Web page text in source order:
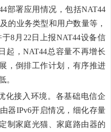
部署应用情况，包括NAT44
的业务类型和用户数量等，
8月22日上报NAT44设备信
起，NAT44总容量不再增长
，倒排工作计划，有序推进
。
化接入环境。 各基础电信企
器IPv6开启情况，细化存量
制家庭光猫、家庭路由器的